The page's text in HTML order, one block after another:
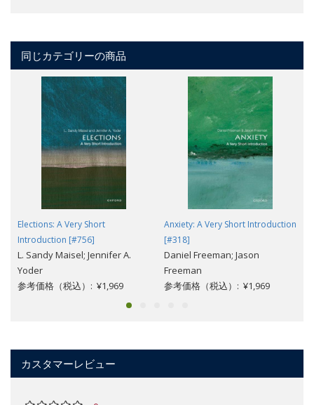
同じカテゴリーの商品
Elections: A Very Short
Introduction [#756]
L. Sandy Maisel; Jennifer A.
Yoder
参考価格（税込）: ¥1,969
Anxiety: A Very Short Introduction
[#318]
Daniel Freeman; Jason
Freeman
参考価格（税込）: ¥1,969
カスタマーレビュー